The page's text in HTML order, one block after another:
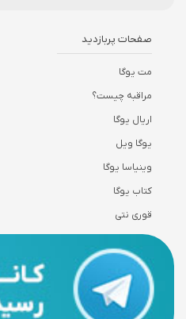
صفحات پربازدید
مت یوگا
مراقبه چیست؟
اریال یوگا
یوگا ویل
وینیاسا یوگا
کتاب یوگا
قوری نتی